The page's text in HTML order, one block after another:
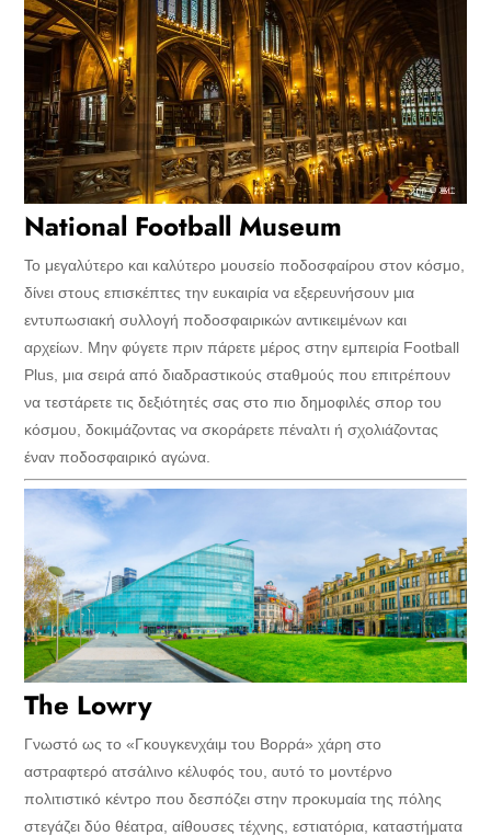
National Football Museum
Το μεγαλύτερο και καλύτερο μουσείο ποδοσφαίρου στον κόσμο,
δίνει στους επισκέπτες την ευκαιρία να εξερευνήσουν μια
εντυπωσιακή συλλογή ποδοσφαιρικών αντικειμένων και
αρχείων. Μην φύγετε πριν πάρετε μέρος στην εμπειρία Football
Plus, μια σειρά από διαδραστικούς σταθμούς που επιτρέπουν
να τεστάρετε τις δεξιότητές σας στο πιο δημοφιλές σπορ του
κόσμου, δοκιμάζοντας να σκοράρετε πέναλτι ή σχολιάζοντας
έναν ποδοσφαιρικό αγώνα.
The Lowry
Γνωστό ως το «Γκουγκενχάιμ του Βορρά» χάρη στο
αστραφτερό ατσάλινο κέλυφός του, αυτό το μοντέρνο
πολιτιστικό κέντρο που δεσπόζει στην προκυμαία της πόλης
στεγάζει δύο θέατρα, αίθουσες τέχνης, εστιατόρια, καταστήματα